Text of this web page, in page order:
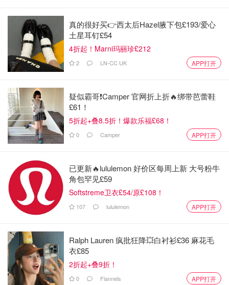
真的很好买👉西太后Hazel腋下包£193/爱心
土星耳钉£54
4折起！Marni玛丽珍£212
2 LN-CC UK APP打开
疑似霸哥❗️Camper 官网折上折🔥绑带芭蕾鞋
£61！
5折起+叠8.5折！爆款乐福£68！
0 Camper APP打开
已更新🔥lululemon 好价区每周上新 大号粉牛
角包罕见£59
Softstreme卫衣£54/原£108！
107 lululemon APP打开
Ralph Lauren 疯批狂降💥白衬衫£36 麻花毛
衣£85
2折起+叠9折！
0 Flannels APP打开